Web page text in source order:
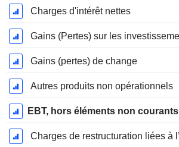
Charges d'intérêt nettes
Gains (pertes) de change
Autres produits non opérationnels
EBT, hors éléments non courants